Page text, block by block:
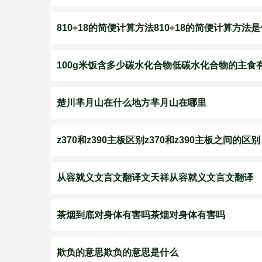
810÷18的简便计算方法810÷18的简便计算方法是
100g米饭含多少碳水化合物低碳水化合物的主食
楚川芈月山在什么地方芈月山在哪里
z370和z390主板区别z370和z390主板之间的区别
从容就义文言文翻译文天祥从容就义文言文翻译
茶烟到底对身体有害吗茶烟对身体有害吗
欺负的意思欺负的意思是什么